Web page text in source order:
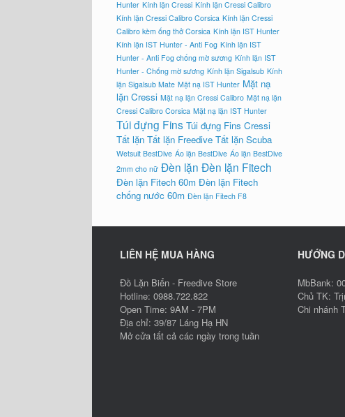
Hunter Kính lặn Cressi Kính lặn Cressi Calibro
Kính lặn Cressi Calibro Corsica Kính lặn Cressi
Calibro kèm ống thở Corsica Kính lặn IST Hunter
Kính lặn IST Hunter - Anti Fog Kính lặn IST
Hunter - Anti Fog chống mờ sương Kính lặn IST
Hunter - Chống mờ sương Kính lặn Sigalsub Kính
lặn Sigalsub Mate Mặt nạ IST Hunter Mặt nạ
lặn Cressi Mặt nạ lặn Cressi Calibro Mặt nạ lặn
Cressi Calibro Corsica Mặt nạ lặn IST Hunter
Túi đựng Fins Túi đựng Fins Cressi
Tất lặn Tất lặn Freedive Tất lặn Scuba
Wetsuit BestDive Áo lặn BestDive Áo lặn BestDive
2mm cho nữ Đèn lặn Đèn lặn Fitech
Đèn lặn Fitech 60m Đèn lặn Fitech
chống nước 60m Đèn lặn Fitech F8
LIÊN HỆ MUA HÀNG
Đồ Lặn Biển - Freedive Store
Hotline: 0988.722.822
Open Time: 9AM - 7PM
Địa chỉ: 39/87 Láng Hạ HN
Mở cửa tất cả các ngày trong tuần
HƯỚNG
MbBank:
Chủ TK:
Chi nhánh